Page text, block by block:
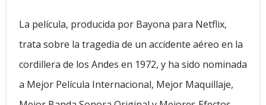
La película, producida por Bayona para Netflix,
trata sobre la tragedia de un accidente aéreo en la
cordillera de los Andes en 1972, y ha sido nominada
a Mejor Película Internacional, Mejor Maquillaje,